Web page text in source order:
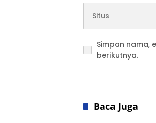
Simpan nama,
berikutnya.
Baca Juga